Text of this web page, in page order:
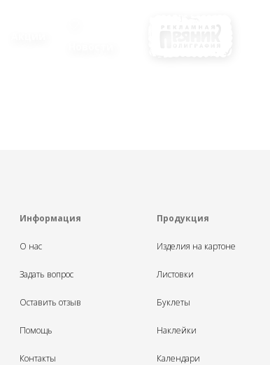
Информация
О нас
Задать вопрос
Оставить отзыв
Помощь
Контакты
Продукция
Изделия на картоне
Листовки
Буклеты
Наклейки
Календари